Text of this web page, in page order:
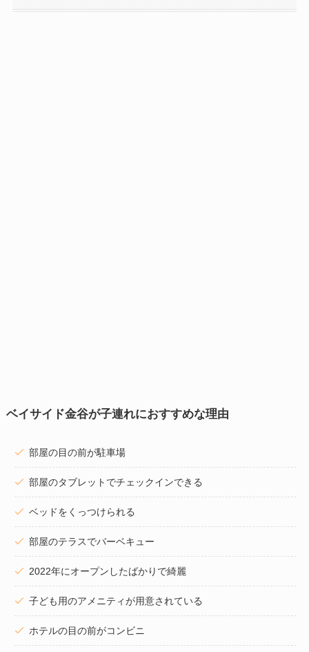
ベイサイド金谷が子連れにおすすめな理由
部屋の目の前が駐車場
部屋のタブレットでチェックインできる
ベッドをくっつけられる
部屋のテラスでバーベキュー
2022年にオープンしたばかりで綺麗
子ども用のアメニティが用意されている
ホテルの目の前がコンビニ